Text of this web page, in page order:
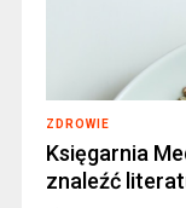
ZDROWIE
Księgarnia
znaleźć